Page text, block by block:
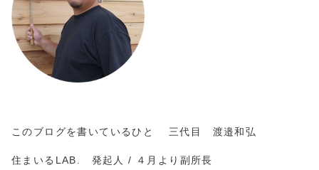
このブログを書いているひと 三代目 渡邉和弘
住まいるLAB. 発起人 / ４月より副所長